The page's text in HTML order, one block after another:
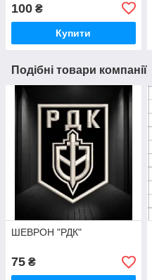
100 ₴
Купити
Подібні товари компанії
ШЕВРОН "РДК"
75 ₴